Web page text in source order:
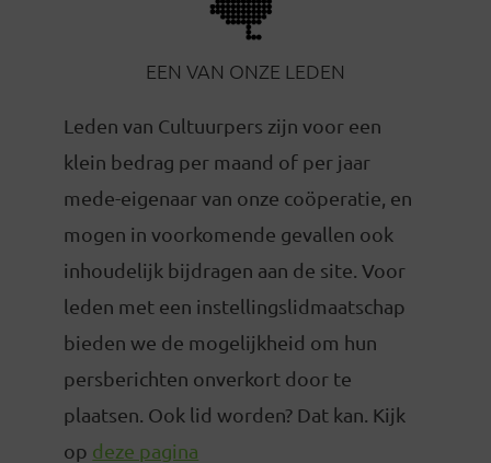
EEN VAN ONZE LEDEN
Leden van Cultuurpers zijn voor een
klein bedrag per maand of per jaar
mede-eigenaar van onze coöperatie, en
mogen in voorkomende gevallen ook
inhoudelijk bijdragen aan de site. Voor
leden met een instellingslidmaatschap
bieden we de mogelijkheid om hun
persberichten onverkort door te
plaatsen. Ook lid worden? Dat kan. Kijk
op deze pagina